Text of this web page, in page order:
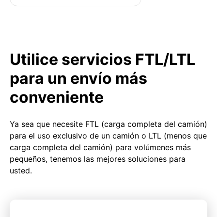
Utilice servicios FTL/LTL
para un envío más
conveniente
Ya sea que necesite FTL (carga completa del camión)
para el uso exclusivo de un camión o LTL (menos que
carga completa del camión) para volúmenes más
pequeños, tenemos las mejores soluciones para
usted.